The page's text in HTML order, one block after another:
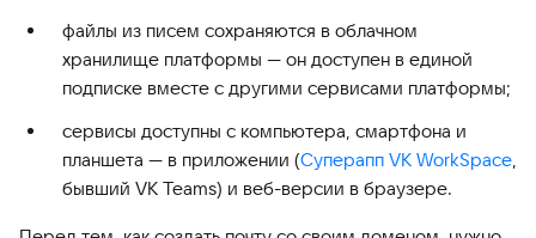
файлы из писем сохраняются в облачном
хранилище платформы — он доступен в единой
подписке вместе с другими сервисами платформы;
сервисы доступны с компьютера, смартфона и
планшета — в приложении (Суперапп VK WorkSpace,
бывший VK Teams) и веб-версии в браузере.